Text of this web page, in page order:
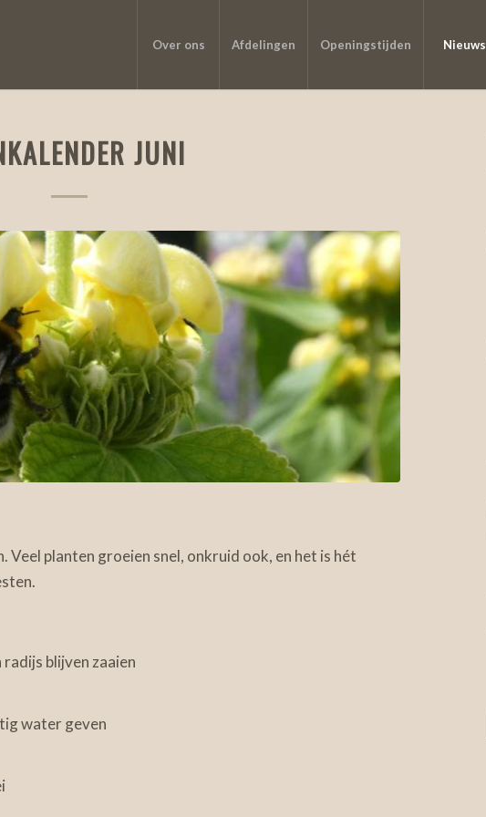
Over ons Afdelingen Openingstijden Nieuws
JUNI
Veel planten groeien snel, onkruid ook, en het is hét
blijven zaaien
water geven